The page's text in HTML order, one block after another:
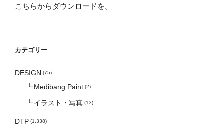
こちらから ダウンロード を。
カテゴリー
DESIGN (75)
Medibang Paint (2)
イラスト・写真 (13)
DTP (1,338)